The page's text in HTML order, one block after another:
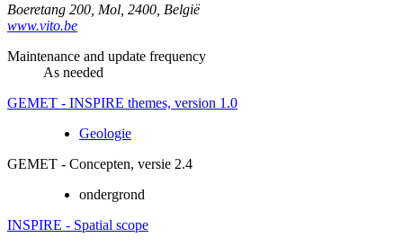
Boeretang 200 Mol 2400 België
www.vito.be
Maintenance and update frequency
As needed
GEMET - INSPIRE themes, version 1.0
Geologie
GEMET - Concepten, versie 2.4
ondergrond
INSPIRE - Spatial scope